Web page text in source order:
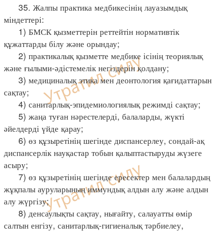
35. Жалпы практика медбикесінің лауазымдық
міндеттері:
1) БМСК қызметтерін реттейтін нормативтік
құжаттарды білу және орындау;
2) практикалық қызметте медбике ісінің теориялық
және ғылыми-әдістемелік негіздерін қолдану;
3) медициналық этика мен деонтология қағидаттарын
сақтау;
4) санитарлық-эпидемиологиялық режимді сақтау;
5) жаңа туған нәрестелерді, балаларды, жүкті
әйелдерді үйде қарау;
6) өз құзыретінің шегінде диспансерлеу, сондай-ақ
диспансерлік науқастар тобын қалыптастыруды жүзеге
асыру;
7) өз құзыретінің шегінде ересектер мен балалардың
жұқпалы ауруларының иммундық алдын алу және алдын
алу жүргізу;
8) денсаулықты сақтау, нығайту, салауатты өмір
салтын енгізу, санитарлық-гигиеналық тәрбиелеу,